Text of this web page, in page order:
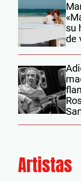
su
de
Artistas